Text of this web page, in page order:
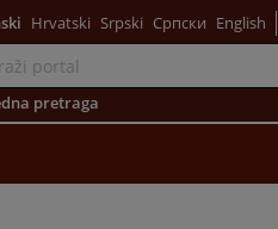
Hrvatski Srpski Српски English
pretraga